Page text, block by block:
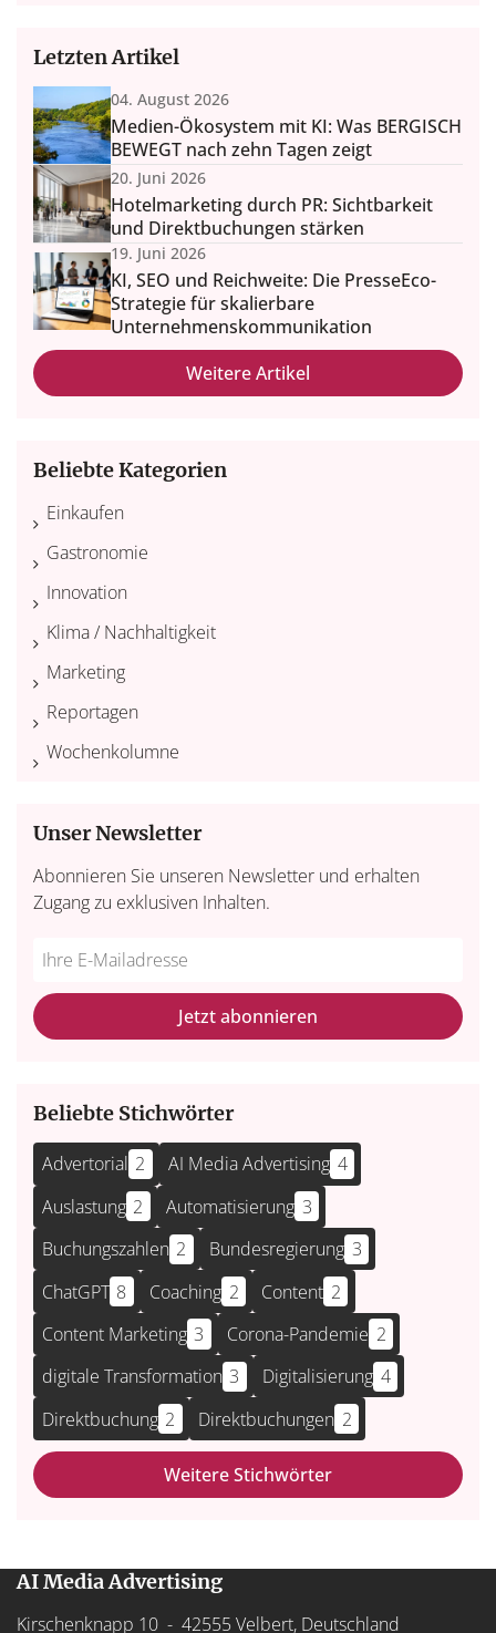
Letzten Artikel
04. August 2026
Medien-Ökosystem mit KI: Was BERGISCH
BEWEGT nach zehn Tagen zeigt
20. Juni 2026
Hotelmarketing durch PR: Sichtbarkeit
und Direktbuchungen stärken
19. Juni 2026
KI, SEO und Reichweite: Die PresseEco-
Strategie für skalierbare
Unternehmenskommunikation
Weitere Artikel
Beliebte Kategorien
Einkaufen
Gastronomie
Innovation
Klima / Nachhaltigkeit
Marketing
Reportagen
Wochenkolumne
Unser Newsletter
Abonnieren Sie unseren Newsletter und erhalten
Zugang zu exklusiven Inhalten.
Do
fill
this
*Ihre
Mailadresse:
Jetzt abonnieren
Beliebte Stichwörter
Advertorial 2 AI Media Advertising 4
Auslastung 2 Automatisierung 3
Buchungszahlen 2 Bundesregierung 3
ChatGPT 8 Coaching 2 Content 2
Content Marketing 3 Corona-Pandemie 2
digitale Transformation 3 Digitalisierung 4
Direktbuchung 2 Direktbuchungen 2
Weitere Stichwörter
AI Media Advertising
Kirschenknapp 10 - 42555 Velbert, Deutschland